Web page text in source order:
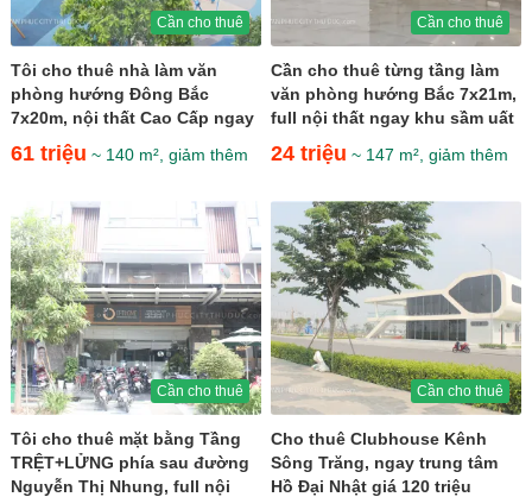
Cần cho thuê
Tôi cho thuê nhà làm văn
phòng hướng Đông Bắc
7x20m, nội thất Cao Cấp ngay
khu trung tâm thương mại
giá...
61 triệu ~ 140 m², giảm thêm
Cần cho thuê
Cần cho thuê từng tầng làm
văn phòng hướng Bắc 7x21m,
full nội thất ngay khu sầm uất
giá 24 triệu
24 triệu ~ 147 m², giảm thêm
Cần cho thuê
Tôi cho thuê mặt bằng Tầng
TRỆT+LỬNG phía sau đường
Nguyễn Thị Nhung, full nội
Cần cho thuê
Cho thuê Clubhouse Kênh
Sông Trăng, ngay trung tâm
Hồ Đại Nhật giá 120 triệu